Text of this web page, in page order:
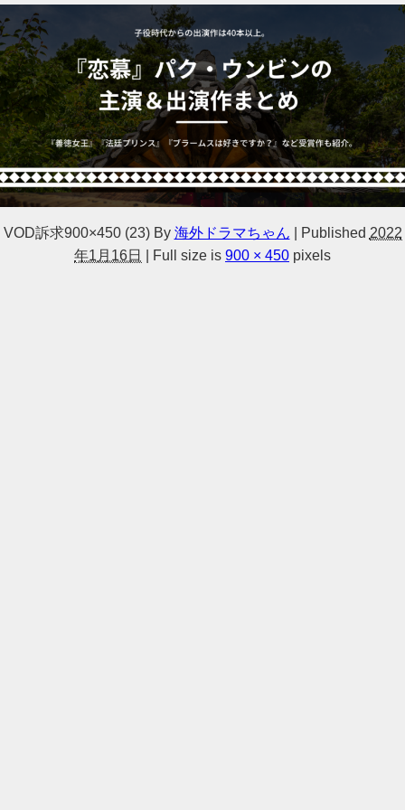
VOD訴求900×450 (23) By 海外ドラマちゃん Published 2022
年1月16日
Full size is 900 × 450 pixels